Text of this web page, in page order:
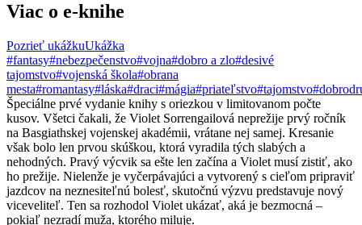
Viac o e-knihe
Pozrieť ukážkuUkážka
#fantasy#nebezpečenstvo#vojna#dobro a zlo#desivé
tajomstvo#vojenská škola#obrana
mesta#romantasy#láska#draci#mágia#priateľstvo#tajomstvo
Špeciálne prvé vydanie knihy s oriezkou v limitovanom počte
kusov. Všetci čakali, že Violet Sorrengailová neprežije prvý ročník
na Basgiathskej vojenskej akadémii, vrátane nej samej. Kresanie
však bolo len prvou skúškou, ktorá vyradila tých slabých a
nehodných. Pravý výcvik sa ešte len začína a Violet musí zistiť, ako
ho prežije. Nielenže je vyčerpávajúci a vytvorený s cieľom pripraviť
jazdcov na neznesiteľnú bolesť, skutočnú výzvu predstavuje nový
viceveliteľ. Ten sa rozhodol Violet ukázať, aká je bezmocná –
pokiaľ nezradí muža, ktorého miluje.